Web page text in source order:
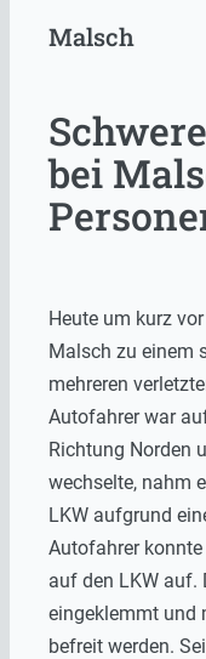
Malsch
bei
Heute um kurz
Malsch zu einem
mehreren
Autofahrer war
Richtung Norden
wechselte, nahm
LKW aufgrund
Autofahrer
auf den LKW auf.
eingeklemmt und
befreit werden.